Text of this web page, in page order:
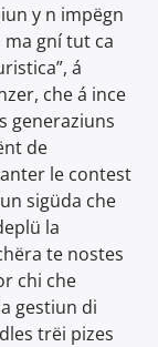
y n impëgn
gní tut ca
á
che á ince
generaziuns
de
le contest
sigüda che
la
te nostes
chi che
gestiun di
trëi pizes